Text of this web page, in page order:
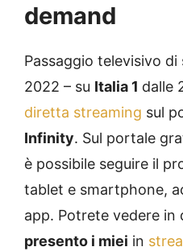
demand
Passaggio televisivo
2022 – su Italia 1 dalle
diretta streaming sul
Infinity. Sul portale
è possibile seguire il
tablet e smartphone,
app. Potrete vedere in
presento i miei in